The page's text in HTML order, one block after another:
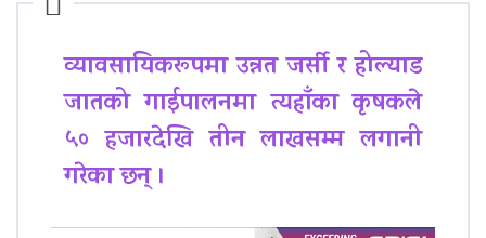
व्यावसायिकरूपमा उन्नत जर्सी र होल्याड
जातको गाईपालनमा त्यहाँका कृषकले
५० हजारदेखि तीन लाखसम्म लगानी
गरेका छन् ।